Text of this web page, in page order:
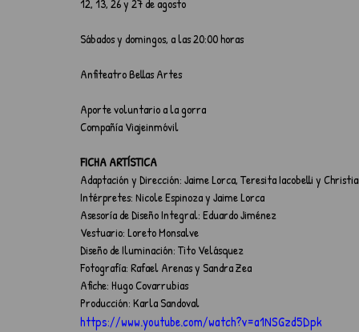
12, 13, 26 y 27 de agosto
Sábados y domingos, a las 20:00 horas
Anfiteatro Bellas Artes
Aporte voluntario a la gorra
Compañía Viajeinmóvil
FICHA ARTÍSTICA
Adaptación y Dirección: Jaime Lorca, Teresita Iacobelli y
Intérpretes: Nicole Espinoza y Jaime Lorca
Asesoría de Diseño Integral: Eduardo Jiménez
Vestuario: Loreto Monsalve
Diseño de Iluminación: Tito Velásquez
Fotografía: Rafael Arenas y Sandra Zea
Afiche: Hugo Covarrubias
Producción: Karla Sandoval
https://www.youtube.com/watch?v=a1NSGzd5Dpk